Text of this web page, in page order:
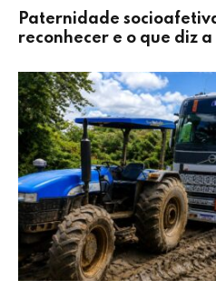
Paternidade
reconhecer e o que diz a